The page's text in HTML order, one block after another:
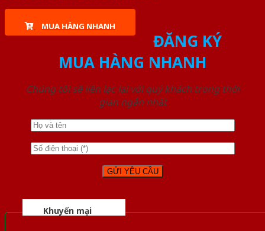
MUA HÀNG NHANH
ĐĂNG KÝ
MUA HÀNG NHANH
Chúng tôi sẽ liên lạc lại với quý khách trong thời
gian ngắn nhất
Khuyến mại